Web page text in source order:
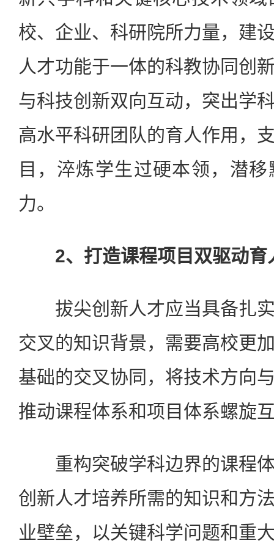
校、企业、科研院所力量，建
人才功能于一体的科教协同创
与科技创新双向互动，突出学
高水平科研团队的育人作用，
目，淬炼学生过硬本领，潜
力。
2、打造课程项目双驱动育
拔尖创新人才应当具备扎实
交叉的知识背景，需要高校更
基础的交叉协同，将技术方向
推动课程体系和项目体系螺旋
重构突破学科边界的课程体
创新人才培养所需的知识和方
业壁垒，以关键科学问题和重